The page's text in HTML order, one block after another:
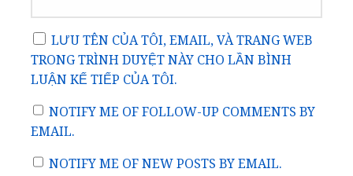
LƯU TÊN CỦA TÔI, EMAIL, VÀ TRANG WEB
TRONG TRÌNH DUYỆT NÀY CHO LẦN BÌNH
LUẬN KẾ TIẾP CỦA TÔI.
NOTIFY ME OF FOLLOW-UP COMMENTS BY
EMAIL.
NOTIFY ME OF NEW POSTS BY EMAIL.